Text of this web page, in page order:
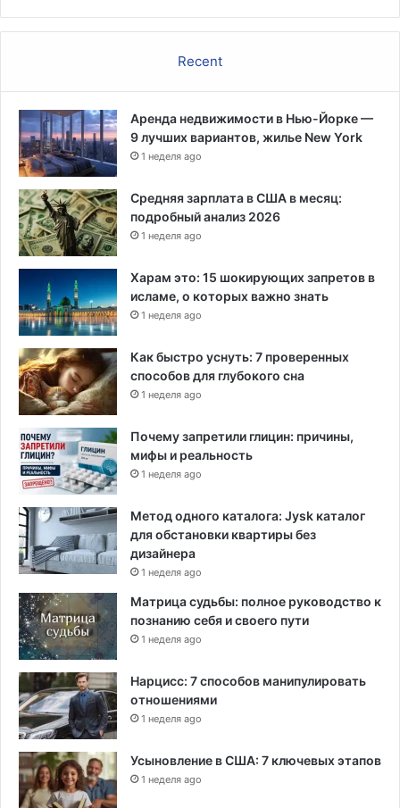
к
о
м
м
у
н
а
л
ь
н
ы
х
л
а
т
е
ж
е
й
р
о
в
Recent
Аренда недвижимости в Нью-Йорке —
9 лучших вариантов, жилье New York
1 неделя ago
Средняя зарплата в США в месяц:
подробный анализ 2026
1 неделя ago
Харам это: 15 шокирующих запретов в
исламе, о которых важно знать
1 неделя ago
Как быстро уснуть: 7 проверенных
способов для глубокого сна
1 неделя ago
Почему запретили глицин: причины,
мифы и реальность
1 неделя ago
Метод одного каталога: Jysk каталог
для обстановки квартиры без
дизайнера
1 неделя ago
Матрица судьбы: полное руководство к
познанию себя и своего пути
1 неделя ago
Нарцисс: 7 способов манипулировать
отношениями
1 неделя ago
Усыновление в США: 7 ключевых этапов
1 неделя ago